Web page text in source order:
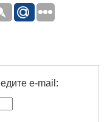
e-mail: